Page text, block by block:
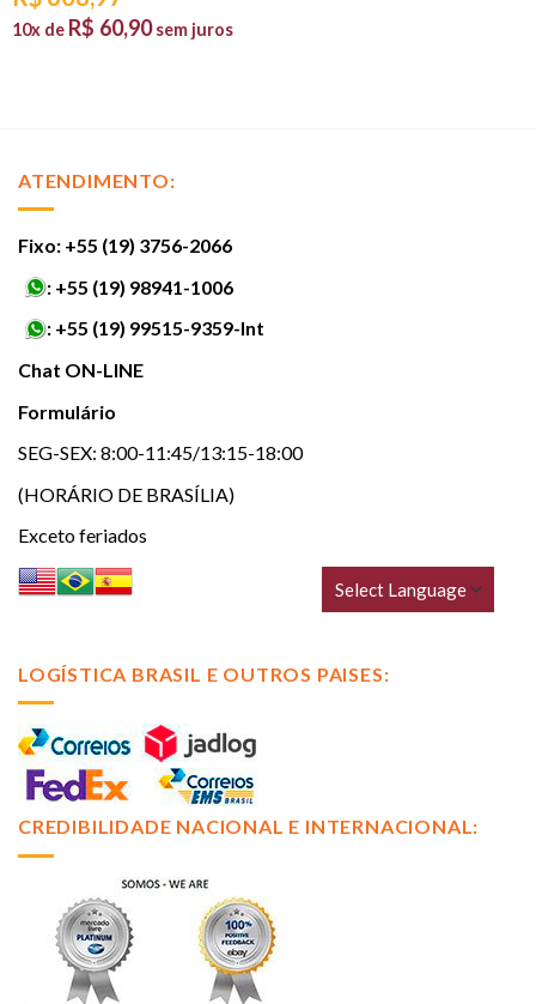
10x de R$ 60,90 sem juros
ATENDIMENTO:
Fixo: +55 (19) 3756-2066
: +55 (19) 98941-1006
: +55 (19) 99515-9359-Int
Chat ON-LINE
Formulário
SEG-SEX: 8:00-11:45/13:15-18:00
(HORÁRIO DE BRASÍLIA)
Exceto feriados
LOGÍSTICA BRASIL E OUTROS PAISES:
CREDIBILIDADE NACIONAL E INTERNACIONAL: